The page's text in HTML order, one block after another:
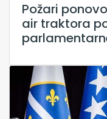
Požari
air traktora